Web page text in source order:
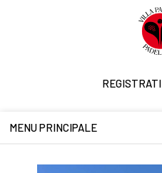
REGISTRATI
MENU PRINCIPALE